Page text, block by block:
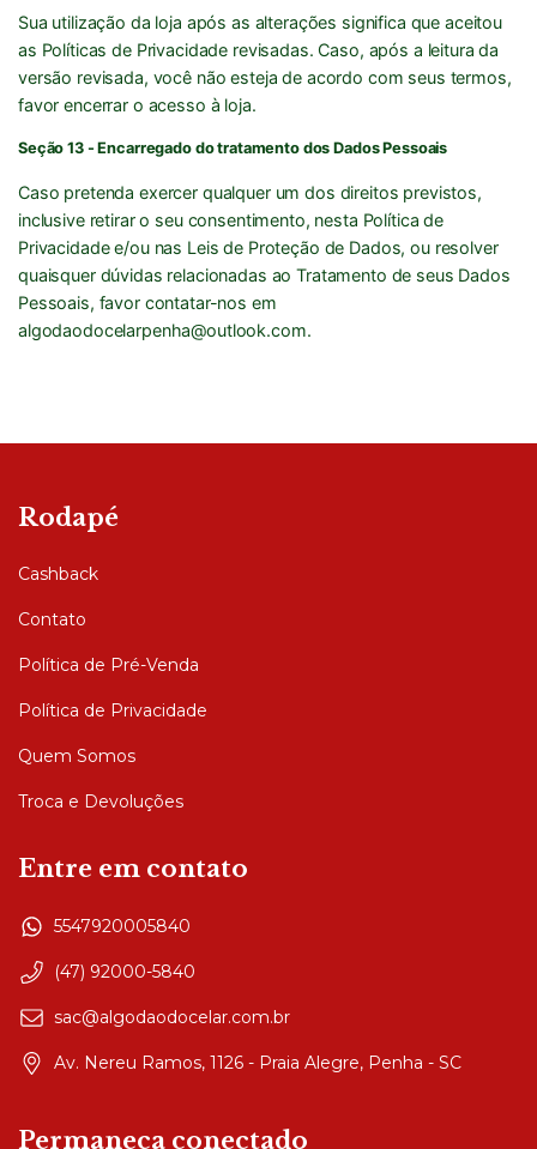
Sua utilização da loja após as alterações significa que aceitou
as Políticas de Privacidade revisadas. Caso, após a leitura da
versão revisada, você não esteja de acordo com seus termos,
favor encerrar o acesso à loja.
Seção 13 - Encarregado do tratamento dos Dados Pessoais
Caso pretenda exercer qualquer um dos direitos previstos,
inclusive retirar o seu consentimento, nesta Política de
Privacidade e/ou nas Leis de Proteção de Dados, ou resolver
quaisquer dúvidas relacionadas ao Tratamento de seus Dados
Pessoais, favor contatar-nos em
algodaodocelarpenha@outlook.com.
Rodapé
Cashback
Contato
Política de Pré-Venda
Política de Privacidade
Quem Somos
Troca e Devoluções
Entre em contato
5547920005840
(47) 92000-5840
sac@algodaodocelar.com.br
Av. Nereu Ramos, 1126 - Praia Alegre, Penha - SC
Permaneça conectado